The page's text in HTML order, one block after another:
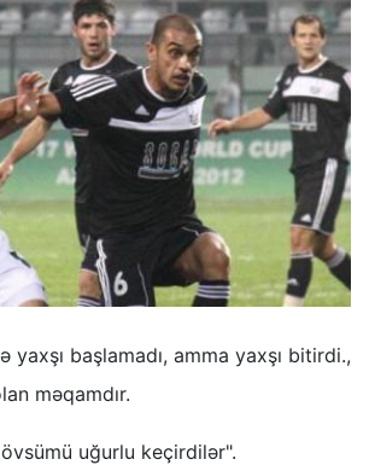
yaxşı başlamadı, amma yaxşı bitirdi.,
məqamdır.
uğurlu keçirdilər".